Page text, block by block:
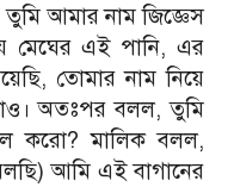
তুমি আমার নাম জিজ্ঞেস
মেঘের এই পানি, এর
তোমার নাম নিয়ে
অতঃপর বলল, তুমি
করো? মালিক বলল,
আমি এই বাগানের